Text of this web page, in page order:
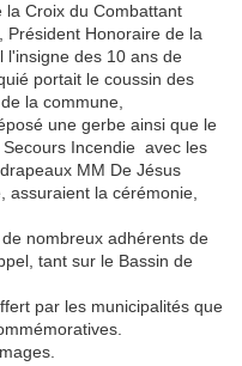
la Croix du Combattant
Président Honoraire de la
l'insigne des 10 ans de
portait le coussin des
la commune,
une gerbe ainsi que le
Incendie avec les
MM De Jésus
assuraient la cérémonie,
nombreux adhérents de
tant sur le Bassin de
par les municipalités que